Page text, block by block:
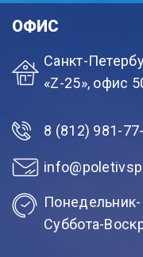
ОФИС
Санкт-
«Z-25», офис
8 (812) 981-
Суббота-